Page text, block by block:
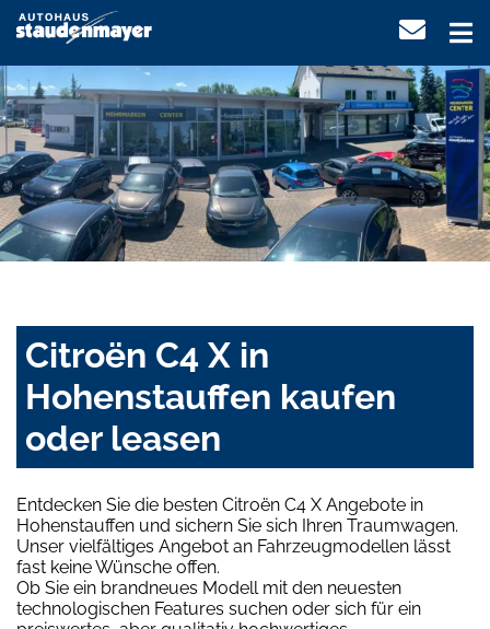
Citroën C4 X in
Hohenstauffen kaufen
oder leasen
Entdecken Sie die besten Citroën C4 X Angebote in
Hohenstauffen und sichern Sie sich Ihren Traumwagen.
Unser vielfältiges Angebot an Fahrzeugmodellen lässt
fast keine Wünsche offen.
Ob Sie ein brandneues Modell mit den neuesten
technologischen Features suchen oder sich für ein